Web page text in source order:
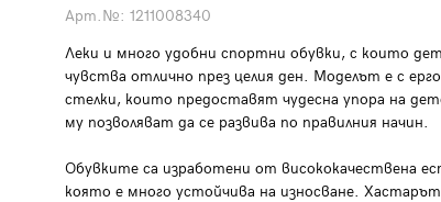
Арт.№: 1211008340
Леки и много удобни спортни обувки, с които
чувства отлично през целия ден. Моделът е с
стелки, които предоставят чудесна упора на
му позволяват да се развива по правилния начин.
Обувките са изработени от висококачествена
която е много устойчива на износване.